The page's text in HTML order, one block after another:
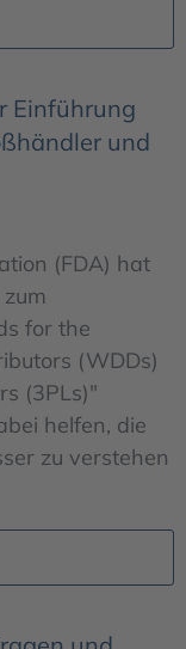
Einführung
und
(FDA) hat
for the
(WDDs)
(3PLs)"
helfen, die
zu verstehen